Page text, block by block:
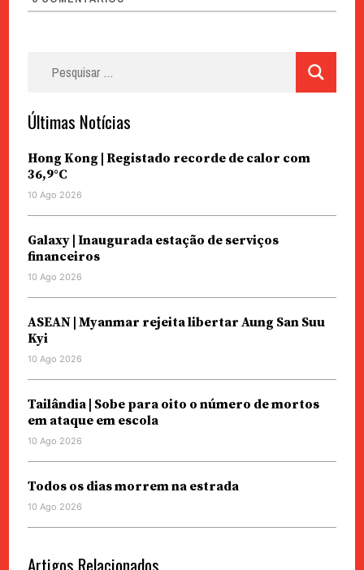
Últimas Notícias
Hong Kong | Registado recorde de calor com
36,9°C
10 Ago 2026
Galaxy | Inaugurada estação de serviços
financeiros
10 Ago 2026
ASEAN | Myanmar rejeita libertar Aung San Suu
Kyi
10 Ago 2026
Tailândia | Sobe para oito o número de mortos
em ataque em escola
10 Ago 2026
Todos os dias morrem na estrada
10 Ago 2026